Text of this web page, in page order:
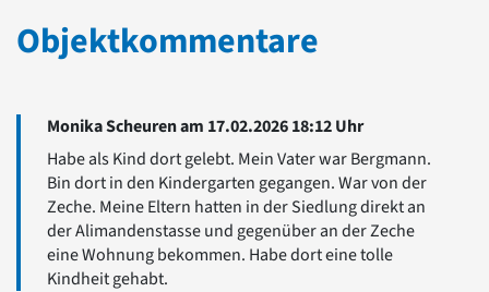
Objektkommentare
Monika Scheuren am 17.02.2026 18:12 Uhr
Habe als Kind dort gelebt. Mein Vater war Bergmann.
Bin dort in den Kindergarten gegangen. War von der
Zeche. Meine Eltern hatten in der Siedlung direkt an
der Alimandenstasse und gegenüber an der Zeche
eine Wohnung bekommen. Habe dort eine tolle
Kindheit gehabt.